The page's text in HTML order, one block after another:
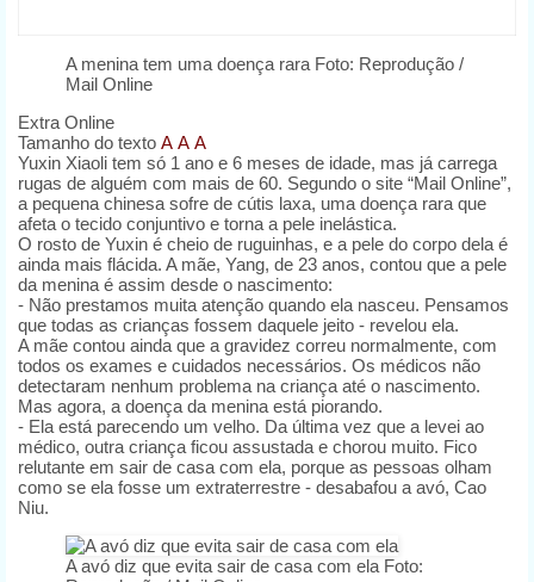
A menina tem uma doença rara Foto: Reprodução /
Mail Online
Extra Online
Tamanho do texto A A A
Yuxin Xiaoli tem só 1 ano e 6 meses de idade, mas já carrega
rugas de alguém com mais de 60. Segundo o site “Mail Online”,
a pequena chinesa sofre de cútis laxa, uma doença rara que
afeta o tecido conjuntivo e torna a pele inelástica.
O rosto de Yuxin é cheio de ruguinhas, e a pele do corpo dela é
ainda mais flácida. A mãe, Yang, de 23 anos, contou que a pele
da menina é assim desde o nascimento:
- Não prestamos muita atenção quando ela nasceu. Pensamos
que todas as crianças fossem daquele jeito - revelou ela.
A mãe contou ainda que a gravidez correu normalmente, com
todos os exames e cuidados necessários. Os médicos não
detectaram nenhum problema na criança até o nascimento.
Mas agora, a doença da menina está piorando.
- Ela está parecendo um velho. Da última vez que a levei ao
médico, outra criança ficou assustada e chorou muito. Fico
relutante em sair de casa com ela, porque as pessoas olham
como se ela fosse um extraterrestre - desabafou a avó, Cao
Niu.
A avó diz que evita sair de casa com ela Foto: